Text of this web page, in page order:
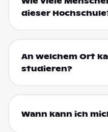
dieser
An welchem Ort
studieren?
Wann kann ich